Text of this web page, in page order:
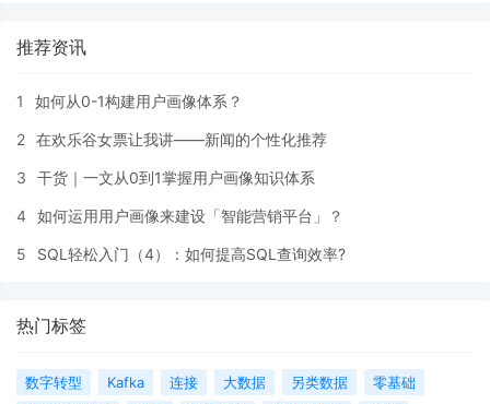
推荐资讯
1 如何从0-1构建用户画像体系？
2 在欢乐谷女票让我讲——新闻的个性化推荐
3 干货｜一文从0到1掌握用户画像知识体系
4 如何运用用户画像来建设「智能营销平台」？
5 SQL轻松入门（4）：如何提高SQL查询效率?
热门标签
数字转型 Kafka 连接 大数据 另类数据
零基础